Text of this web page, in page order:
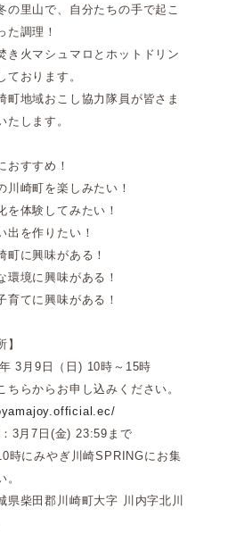
の里山で、自分たちの手で起こ
た調理！
き火マシュマロとホットドリン
ております。
町地域おこし協力隊員が皆さま
たします。
すすめ！
川崎町を楽しみたい！
を体験してみたい！
出を作りたい！
町に興味がある！
環境に興味がある！
育てに興味がある！
】
3月9日（日) 10時～15時
ちらからお申し込みください。
3月7日(金) 23:59まで
時にみやぎ川崎SPRINGにお集
。
県柴田郡川崎町大字 川内字北川